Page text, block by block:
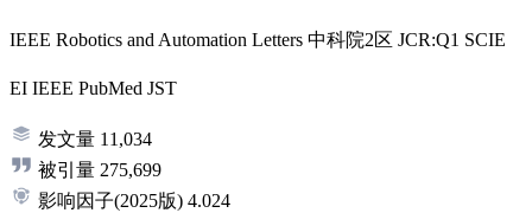
IEEE Robotics and Automation Letters 中科院2区 JCR:Q1 SCIE
EI IEEE PubMed JST
发文量 11,034
被引量 275,699
影响因子(2025版) 4.024